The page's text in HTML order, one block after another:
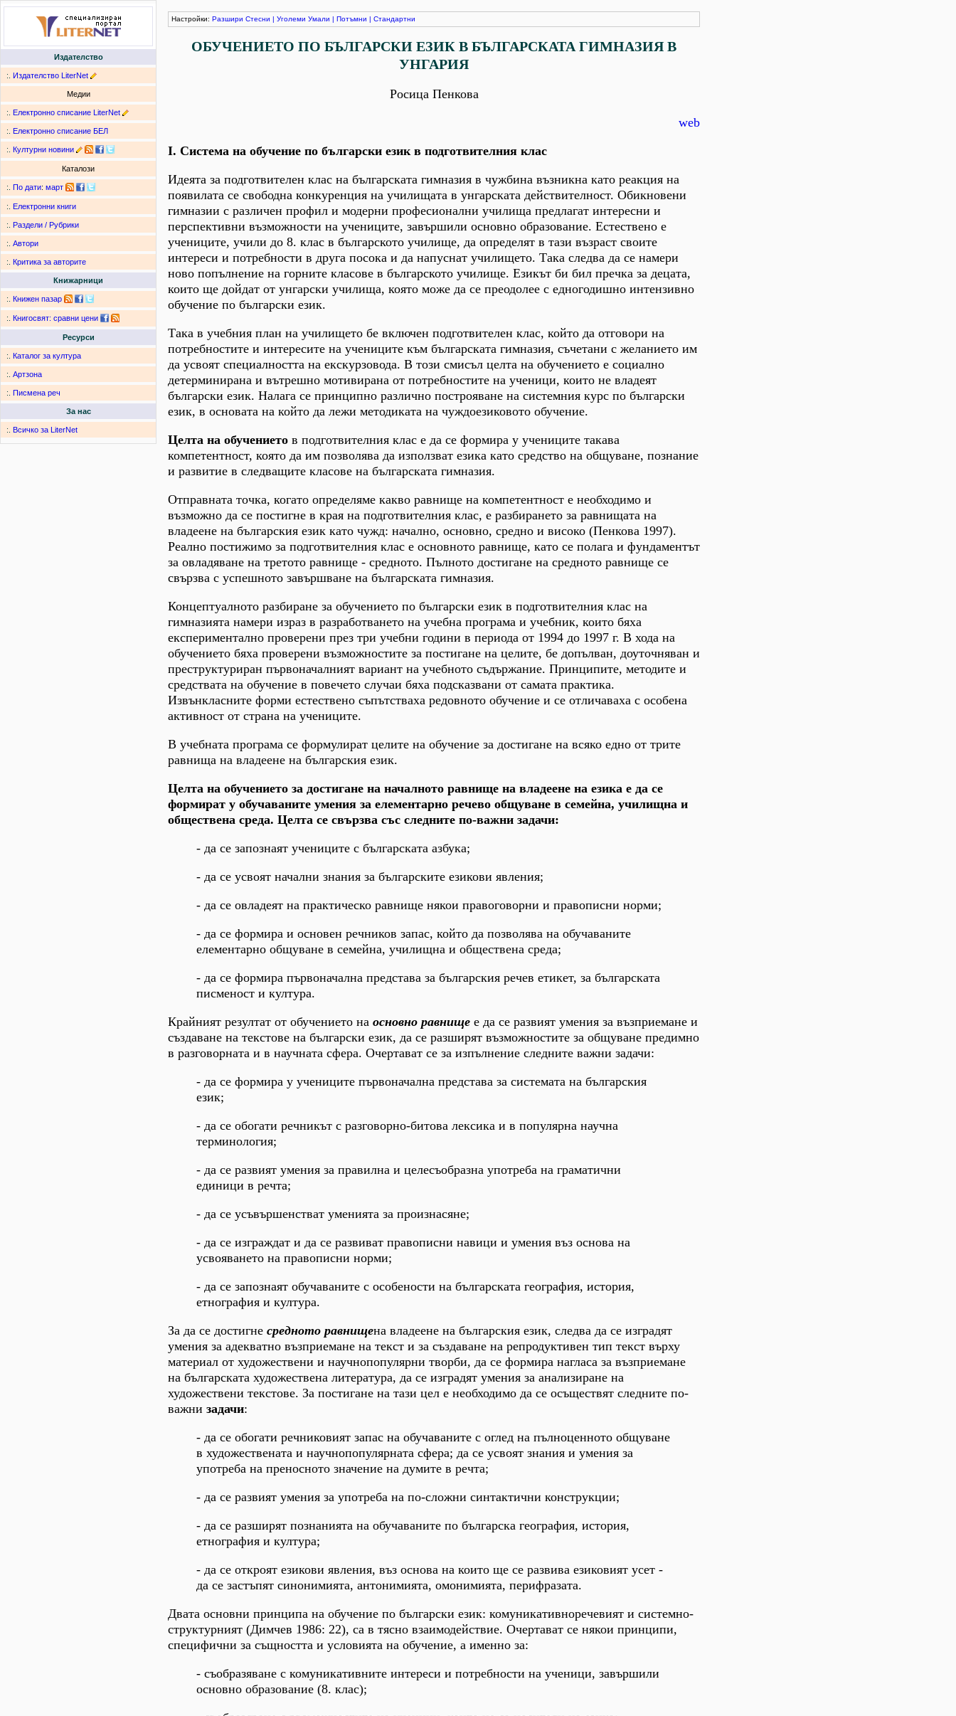
Издателство
:. Издателство LiterNet
Медии
:. Електронно списание LiterNet
:. Електронно списание БЕЛ
:. Културни новини
Каталози
:. По дати: март
:. Електронни книги
:. Раздели / Рубрики
:. Автори
:. Критика за авторите
Книжарници
:. Книжен пазар
:. Книгосвят: сравни цени
Ресурси
:. Каталог за култура
:. Артзона
:. Писмена реч
За нас
:. Всичко за LiterNet
Настройки: Разшири Стесни | Уголеми Умали | Потъмни | Стандартни
ОБУЧЕНИЕТО ПО БЪЛГАРСКИ ЕЗИК В БЪЛГАРСКАТА ГИМНАЗИЯ В
УНГАРИЯ
Росица Пенкова
web
І. Система на обучение по български език в подготвителния клас
Идеята за подготвителен клас на българската гимназия в чужбина възникна като реакция на
появилата се свободна конкуренция на училищата в унгарската действителност. Обикновени
гимназии с различен профил и модерни професионални училища предлагат интересни и
перспективни възможности на учениците, завършили основно образование. Естествено е
учениците, учили до 8. клас в българското училище, да определят в тази възраст своите
интереси и потребности в друга посока и да напуснат училището. Така следва да се намери
ново попълнение на горните класове в българското училище. Езикът би бил пречка за децата,
които ще дойдат от унгарски училища, която може да се преодолее с едногодишно интензивно
обучение по български език.
Така в учебния план на училището бе включен подготвителен клас, който да отговори на
потребностите и интересите на учениците към българската гимназия, съчетани с желанието им
да усвоят специалността на екскурзовода. В този смисъл целта на обучението е социално
детерминирана и вътрешно мотивирана от потребностите на ученици, които не владеят
български език. Налага се принципно различно построяване на системния курс по български
език, в основата на който да лежи методиката на чуждоезиковото обучение.
Целта на обучението в подготвителния клас е да се формира у учениците такава
компетентност, която да им позволява да използват езика като средство на общуване, познание
и развитие в следващите класове на българската гимназия.
Отправната точка, когато определяме какво равнище на компетентност е необходимо и
възможно да се постигне в края на подготвителния клас, е разбирането за равнищата на
владеене на българския език като чужд: начално, основно, средно и високо (Пенкова 1997).
Реално постижимо за подготвителния клас е основното равнище, като се полага и фундаментът
за овладяване на третото равнище - средното. Пълното достигане на средното равнище се
свързва с успешното завършване на българската гимназия.
Концептуалното разбиране за обучението по български език в подготвителния клас на
гимназията намери израз в разработването на учебна програма и учебник, които бяха
експериментално проверени през три учебни години в периода от 1994 до 1997 г. В хода на
обучението бяха проверени възможностите за постигане на целите, бе допълван, доуточняван и
преструктуриран първоначалният вариант на учебното съдържание. Принципите, методите и
средствата на обучение в повечето случаи бяха подсказвани от самата практика.
Извънкласните форми естествено съпътстваха редовното обучение и се отличаваха с особена
активност от страна на учениците.
В учебната програма се формулират целите на обучение за достигане на всяко едно от трите
равнища на владеене на българския език.
Целта на обучението за достигане на началното равнище на владеене на езика е да се
формират у обучаваните умения за елементарно речево общуване в семейна, училищна и
обществена среда. Целта се свързва със следните по-важни задачи:
- да се запознаят учениците с българската азбука;
- да се усвоят начални знания за българските езикови явления;
- да се овладеят на практическо равнище някои правоговорни и правописни норми;
- да се формира и основен речников запас, който да позволява на обучаваните
елементарно общуване в семейна, училищна и обществена среда;
- да се формира първоначална представа за българския речев етикет, за българската
писменост и култура.
Крайният резултат от обучението на основно равнище е да се развият умения за възприемане и
създаване на текстове на български език, да се разширят възможностите за общуване предимно
в разговорната и в научната сфера. Очертават се за изпълнение следните важни задачи:
- да се формира у учениците първоначална представа за системата на българския
език;
- да се обогати речникът с разговорно-битова лексика и в популярна научна
терминология;
- да се развият умения за правилна и целесъобразна употреба на граматични
единици в речта;
- да се усъвършенстват уменията за произнасяне;
- да се изграждат и да се развиват правописни навици и умения въз основа на
усвояването на правописни норми;
- да се запознаят обучаваните с особености на българската география, история,
етнография и култура.
За да се достигне средното равнищена владеене на българския език, следва да се изградят
умения за адекватно възприемане на текст и за създаване на репродуктивен тип текст върху
материал от художествени и научнопопулярни творби, да се формира нагласа за възприемане
на българската художествена литература, да се изградят умения за анализиране на
художествени текстове. За постигане на тази цел е необходимо да се осъществят следните по-
важни задачи:
- да се обогати речниковият запас на обучаваните с оглед на пълноценното общуване
в художествената и научнопопулярната сфера; да се усвоят знания и умения за
употреба на преносното значение на думите в речта;
- да се развият умения за употреба на по-сложни синтактични конструкции;
- да се разширят познанията на обучаваните по българска география, история,
етнография и култура;
- да се откроят езикови явления, въз основа на които ще се развива езиковият усет -
да се застъпят синонимията, антонимията, омонимията, перифразата.
Двата основни принципа на обучение по български език: комуникативноречевият и системно-
структурният (Димчев 1986: 22), са в тясно взаимодействие. Очертават се някои принципи,
специфични за същността и условията на обучение, а именно за:
- съобразяване с комуникативните интереси и потребности на ученици, завършили
основно образование (8. клас);